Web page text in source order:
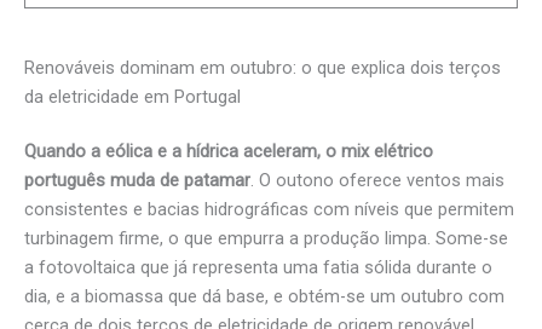
Renováveis dominam em outubro: o que explica dois terços
da eletricidade em Portugal
Quando a eólica e a hídrica aceleram, o mix elétrico
português muda de patamar. O outono oferece ventos mais
consistentes e bacias hidrográficas com níveis que permitem
turbinagem firme, o que empurra a produção limpa. Some-se
a fotovoltaica que já representa uma fatia sólida durante o
dia, e a biomassa que dá base, e obtém-se um outubro com